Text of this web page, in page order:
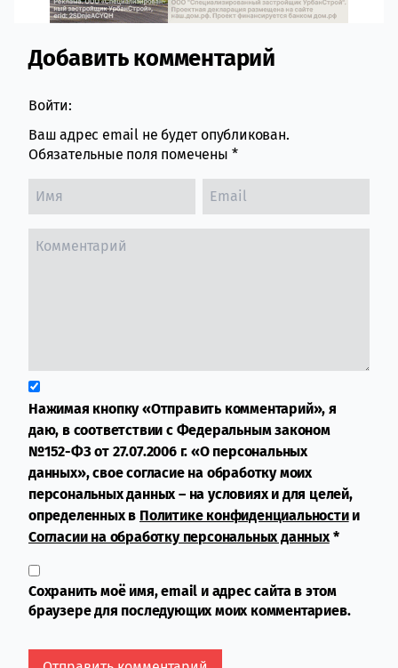
Comment section
Добавить комментарий
Войти:
Ваш адрес email не будет опубликован.
Обязательные поля помечены *
Нажимая кнопку «Отправить комментарий», я
даю, в соответствии с Федеральным законом
№152-ФЗ от 27.07.2006 г. «О персональных
данных», свое согласие на обработку моих
персональных данных – на условиях и для целей,
определенных в Политике конфиденциальностии
Согласии на обработку персональных данных*
Сохранить моё имя, email и адрес сайта в этом
браузере для последующих моих комментариев.